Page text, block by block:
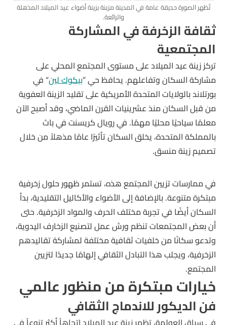
تُظهر الصورة حديقة عامة في المدينة مزينة بزينة أضواء عيد الميلاد المذهلة
والرائعة.
ثقافة الزخرفة في المشاركة
المجتمعية
تركز زينة عيد الميلاد على مستوى المجتمع المحلي على
مشاركة السكان وتفاعلهم. يحافظ حي ”بيكوك لين“ في
بورتلاند بالولايات المتحدة الأمريكية على تقليد الزينة العفوية
من قبل السكان منذ عشرينيات القرن الماضي، وقد أصبح الآن
معلمًا سياحيًا محليًا مهمًا. في رويال كريسنت في باث
بالمملكة المتحدة، يخلق السكان تأثيرًا عامًا مذهلاً من خلال
تصميم زينة منسق.
في ممارسات تزيين المجتمع هذه، تستمر ظهور حلول زخرفية
مبتكرة متنوعة. بالإضافة إلى الأضواء والأكاليل التقليدية، بدأ
السكان أيضًا في تجربة مختلف الحرف والمواد الزخرفية. حتى
أن بعض المجتمعات تنظم ورش عمل لتصنيع الزخارف اليدوية،
وتدعو سكانًا من خلفيات ثقافية مختلفة لمشاركة تقاليدهم
الزخرفية، ويجلب هذا التبادل الثقافي إلهامًا جديدًا لتزيين
المجتمع.
خيارات مبتكرة من منظور عالمي
فن الديكور للاندماج الثقافي